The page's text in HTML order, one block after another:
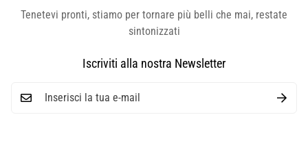
Tenetevi pronti, stiamo per tornare più belli che mai, restate
sintonizzati
Iscriviti alla nostra Newsletter